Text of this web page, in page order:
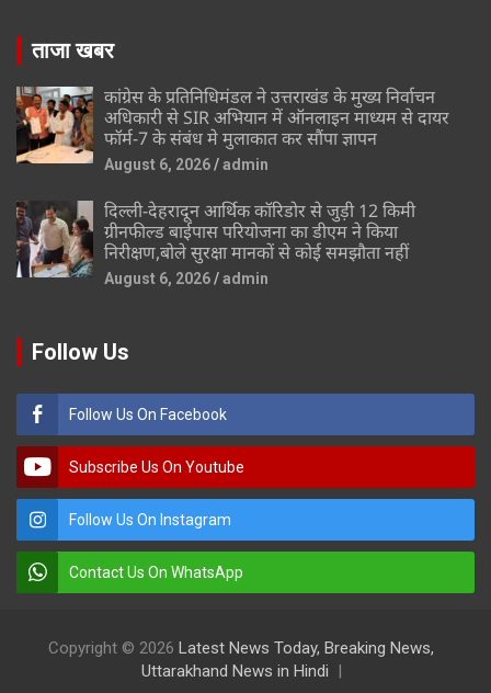
ताजा खबर
कांग्रेस के प्रतिनिधिमंडल ने उत्तराखंड के मुख्य निर्वाचन
अधिकारी से SIR अभियान में ऑनलाइन माध्यम से दायर
फॉर्म-7 के संबंध मे मुलाकात कर सौंपा ज्ञापन
August 6, 2026 admin
दिल्ली-देहरादून आर्थिक कॉरिडोर से जुड़ी 12 किमी
ग्रीनफील्ड बाईपास परियोजना का डीएम ने किया
निरीक्षण,बोले सुरक्षा मानकों से कोई समझौता नहीं
August 6, 2026 admin
Follow Us
Follow Us On Facebook
Subscribe Us On Youtube
Follow Us On Instagram
Contact Us On WhatsApp
Copyright © 2026 Latest News Today, Breaking News,
Uttarakhand News in Hindi